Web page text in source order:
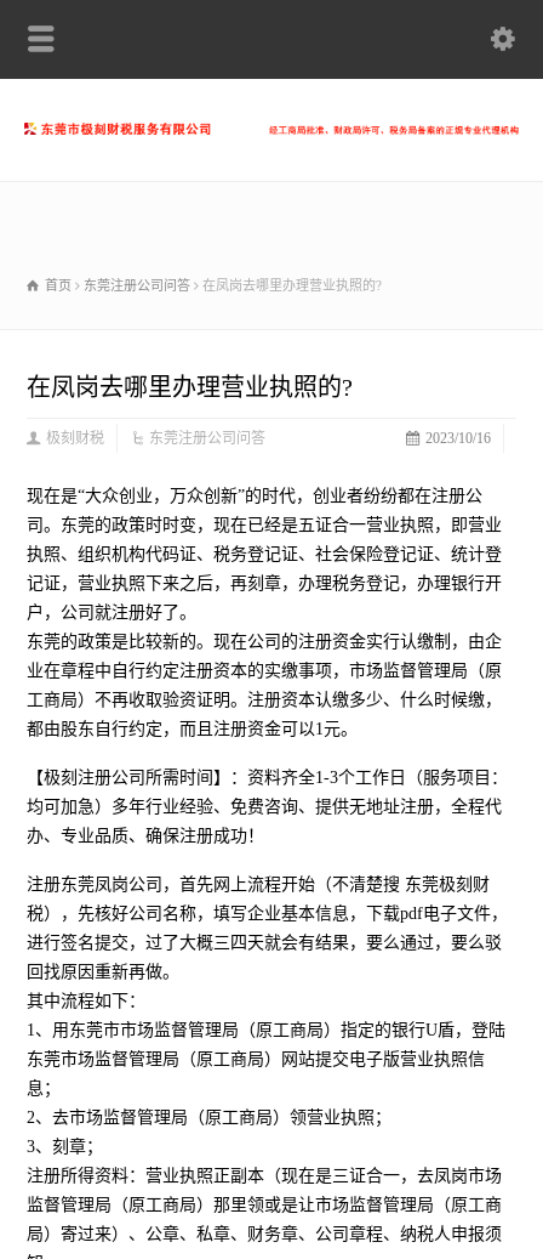
首页 东莞注册公司问答 在凤岗去哪里办理营业执照的?
在凤岗去哪里办理营业执照的?
2023/10/16
极刻财税 东莞注册公司问答
现在是“大众创业，万众创新”的时代，创业者纷纷都在注册公
司。东莞的政策时时变，现在已经是五证合一营业执照，即营业
执照、组织机构代码证、税务登记证、社会保险登记证、统计登
记证，营业执照下来之后，再刻章，办理税务登记，办理银行开
户，公司就注册好了。
东莞的政策是比较新的。现在公司的注册资金实行认缴制，由企
业在章程中自行约定注册资本的实缴事项，市场监督管理局（原
工商局）不再收取验资证明。注册资本认缴多少、什么时候缴，
都由股东自行约定，而且注册资金可以1元。
【极刻注册公司所需时间】：资料齐全1-3个工作日（服务项目：
均可加急）多年行业经验、免费咨询、提供无地址注册，全程代
办、专业品质、确保注册成功！
注册东莞凤岗公司，首先网上流程开始（不清楚搜 东莞极刻财
税），先核好公司名称，填写企业基本信息，下载pdf电子文件，
进行签名提交，过了大概三四天就会有结果，要么通过，要么驳
回找原因重新再做。
其中流程如下：
1、用东莞市市场监督管理局（原工商局）指定的银行U盾，登陆
东莞市场监督管理局（原工商局）网站提交电子版营业执照信
息；
2、去市场监督管理局（原工商局）领营业执照；
3、刻章；
注册所得资料：营业执照正副本（现在是三证合一，去凤岗市场
监督管理局（原工商局）那里领或是让市场监督管理局（原工商
局）寄过来）、公章、私章、财务章、公司章程、纳税人申报须